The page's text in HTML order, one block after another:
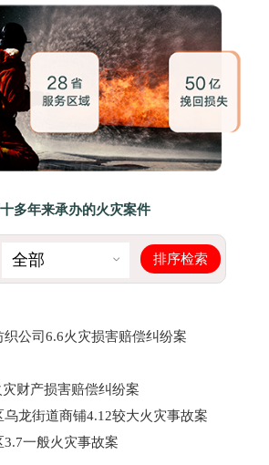
多年来承办的火灾案件
全部 排序检索
公司6.6火灾损害赔偿纠纷案
财产损害赔偿纠纷案
龙街道商铺4.12较大火灾事故案
一般火灾事故案